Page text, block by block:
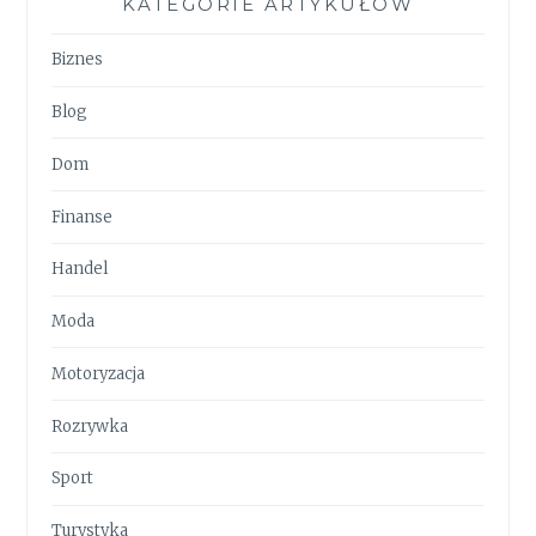
Biznes
Blog
Dom
Finanse
Handel
Moda
Motoryzacja
Rozrywka
Sport
Turystyka